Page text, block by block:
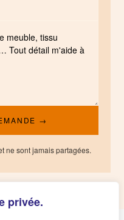
privée.
ne sont jamais partagées.